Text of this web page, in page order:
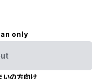
only
いの方向け